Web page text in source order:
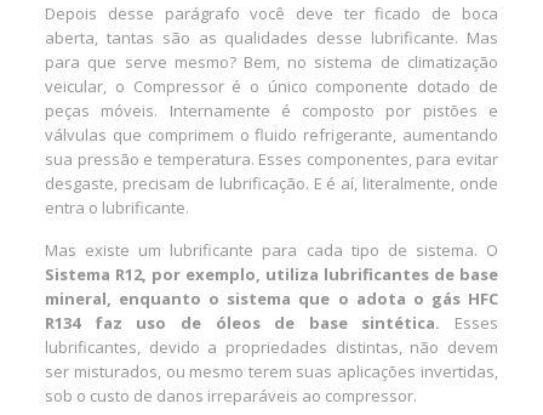
Depois desse parágrafo você deve ter ficado de boca
aberta, tantas são as qualidades desse lubrificante. Mas
para que serve mesmo? Bem, no sistema de climatização
veicular, o Compressor é o único componente dotado de
peças móveis. Internamente é composto por pistões e
válvulas que comprimem o fluido refrigerante, aumentando
sua pressão e temperatura. Esses componentes, para evitar
desgaste, precisam de lubrificação. E é aí, literalmente, onde
entra o lubrificante.
Mas existe um lubrificante para cada tipo de sistema. O
Sistema R12, por exemplo, utiliza lubrificantes de base
mineral, enquanto o sistema que o adota o gás HFC
R134 faz uso de óleos de base sintética. Esses
lubrificantes, devido a propriedades distintas, não devem
ser misturados, ou mesmo terem suas aplicações invertidas,
sob o custo de danos irreparáveis ao compressor.